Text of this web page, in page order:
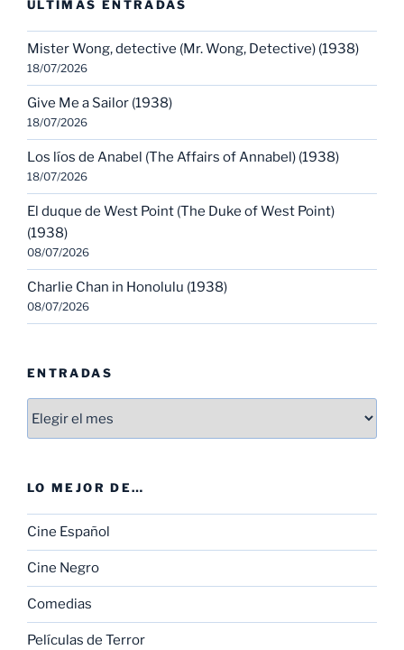
ULTIMAS ENTRADAS
Mister Wong, detective (Mr. Wong, Detective) (1938)
18/07/2026
Give Me a Sailor (1938)
18/07/2026
Los líos de Anabel (The Affairs of Annabel) (1938)
18/07/2026
El duque de West Point (The Duke of West Point)
(1938)
08/07/2026
Charlie Chan in Honolulu (1938)
08/07/2026
ENTRADAS
LO MEJOR DE…
Cine Español
Cine Negro
Comedias
Películas de Terror